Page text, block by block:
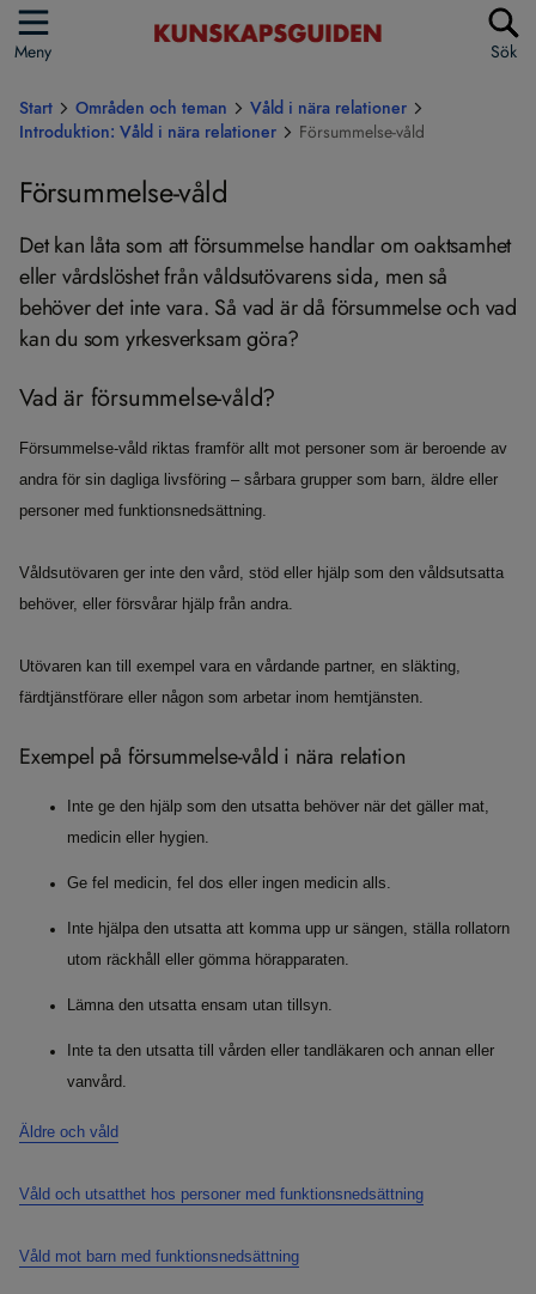
Meny Sök
Start Områden och teman
Våld i nära relationer
Introduktion: Våld i nära relationer
Försummelse-våld
Försummelse-våld
Det kan låta som att försummelse handlar om oaktsamhet
eller vårdslöshet från våldsutövarens sida, men så
behöver det inte vara. Så vad är då försummelse och vad
kan du som yrkesverksam göra?
Vad är försummelse-våld?
Försummelse-våld riktas framför allt mot personer som är beroende av
andra för sin dagliga livsföring – sårbara grupper som barn, äldre eller
personer med funktionsnedsättning.
Våldsutövaren ger inte den vård, stöd eller hjälp som den våldsutsatta
behöver, eller försvårar hjälp från andra.
Utövaren kan till exempel vara en vårdande partner, en släkting,
färdtjänstförare eller någon som arbetar inom hemtjänsten.
Exempel på försummelse-våld i nära relation
Inte ge den hjälp som den utsatta behöver när det gäller mat,
medicin eller hygien.
Ge fel medicin, fel dos eller ingen medicin alls.
Inte hjälpa den utsatta att komma upp ur sängen, ställa rollatorn
utom räckhåll eller gömma hörapparaten.
Lämna den utsatta ensam utan tillsyn.
Inte ta den utsatta till vården eller tandläkaren och annan eller
vanvård.
Äldre och våld
Våld och utsatthet hos personer med funktionsnedsättning
Våld mot barn med funktionsnedsättning